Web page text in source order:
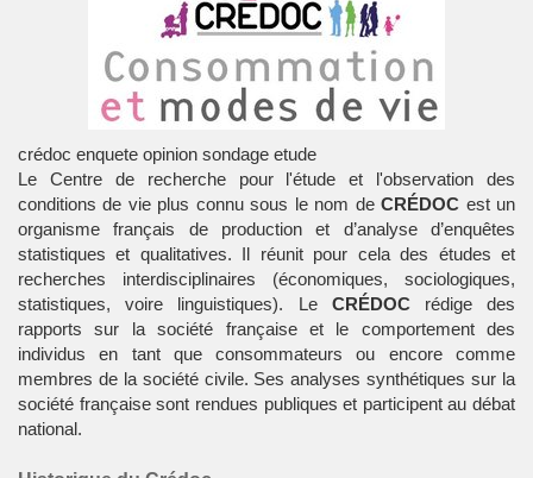
crédoc enquete opinion sondage etude
Le Centre de recherche pour l'étude et l'observation des
conditions de vie plus connu sous le nom deCRÉDOC est un
organisme français de production et d’analyse d’enquêtes
statistiques et qualitatives. Il réunit pour cela des études et
recherches interdisciplinaires (économiques, sociologiques,
statistiques, voire linguistiques). Le CRÉDOCrédige des
rapports sur la société française et le comportement des
individus en tant que consommateurs ou encore comme
membres de la société civile. Ses analyses synthétiques sur la
société française sont rendues publiques et participent au débat
national.